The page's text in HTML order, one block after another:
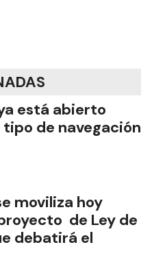
está abierto
de navegación
moviliza hoy
de Ley de
debatirá el